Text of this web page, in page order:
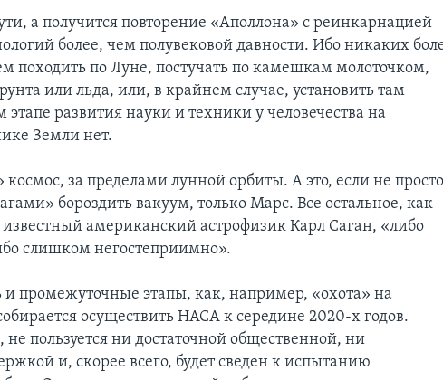
а получится повторение «Аполлона» с реинкарнацией
более, чем полувековой давности. Ибо никаких
походить по Луне, постучать по камешкам молоточком,
или льда, или, в крайнем случае, установить там
этапе развития науки и техники у человечества на
Земли нет.
космос, за пределами лунной орбиты. А это, если не просто
бороздить вакуум, только Марс. Все остальное, как
известный американский астрофизик Карл Саган, «либо
слишком негостеприимно».
и промежуточные этапы, как, например, «охота» на
осуществить НАСА к середине 2020-х годов.
не пользуется ни достаточной общественной, ни
и, скорее всего, будет сведен к испытанию